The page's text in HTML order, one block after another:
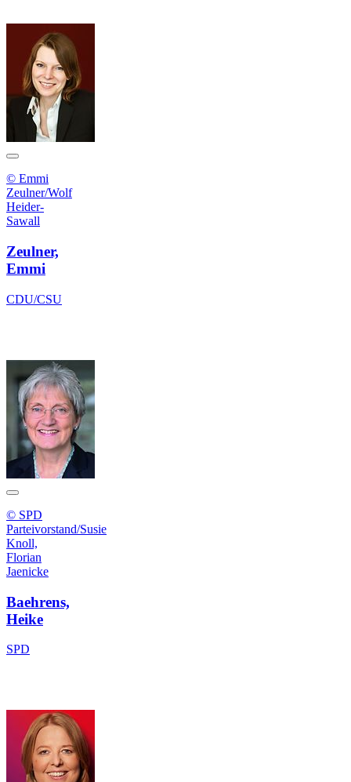
© Emmi
Zeulner/Wolf
Heider-
Sawall
Zeulner,
Emmi
CDU/CSU
© SPD
Parteivorstand/Susie
Knoll,
Florian
Jaenicke
Baehrens,
Heike
SPD